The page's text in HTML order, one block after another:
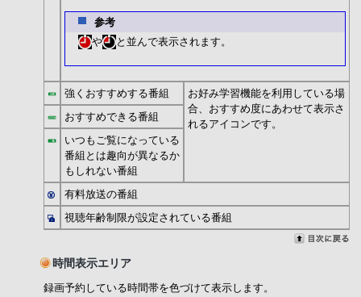
参考
や
と並んで表示されます。
強くおすすめする番組
お好み学習機能を利用している場
合、おすすめ度にあわせて表示さ
れるアイコンです。
おすすめできる番組
いつもご覧になっている
番組とは趣向が異なるか
もしれない番組
有料放送の番組
視聴年齢制限が設定されている番組
時間表示エリア
録画予約している時間帯を色づけて表示します。